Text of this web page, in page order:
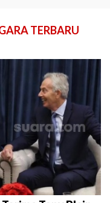
TERBARU